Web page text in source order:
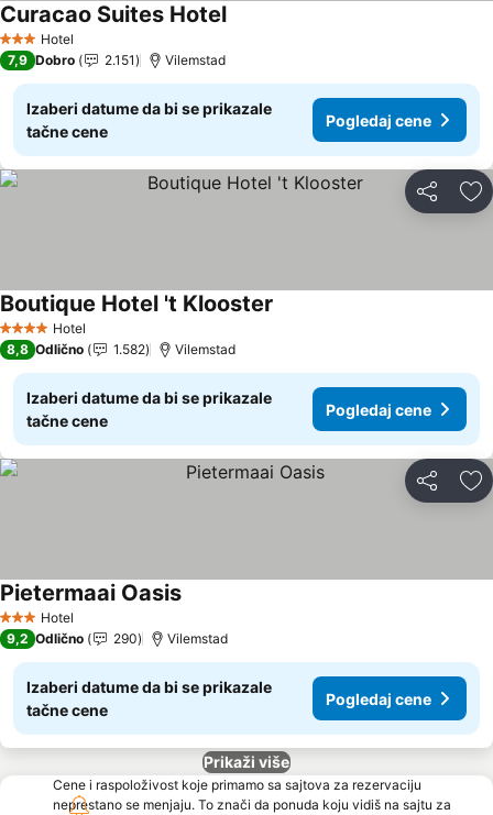
3 Zvezdice
Hotel
Curacao Suites HotelPogledaj cene
7,9 Dobro 2.151 Vilemstad
Izaberi datume da bi se prikazale
tačne cene
Pogledaj cene
Deli
4 ZvezdiceHotel
Boutique Hotel 't Klooster
8,8 Odlično 1.582 Vilemstad
Izaberi datume da bi se prikazale
tačne cene
Pogledaj cene
Deli
3 Zvezdice
Hotel
Pietermaai OasisPogledaj cene
9,2 Odlično 290 Vilemstad
Izaberi datume da bi se prikazale
tačne cene
Pogledaj cene
Prikaži više
Cene i raspoloživost koje primamo sa sajtova za rezervaciju
neprestano se menjaju. To znači da ponuda koju vidiš na sajtu za